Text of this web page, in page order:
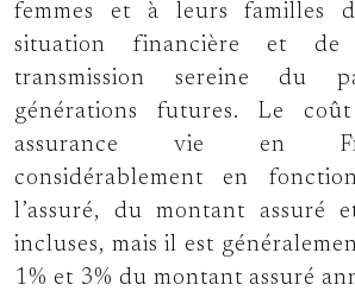
femmes et à leurs familles
situation financière et de
transmission sereine du
générations futures. Le coût
assurance vie en
considérablement en
l’assuré, du montant assuré
incluses, mais il est
1% et 3% du montant assuré